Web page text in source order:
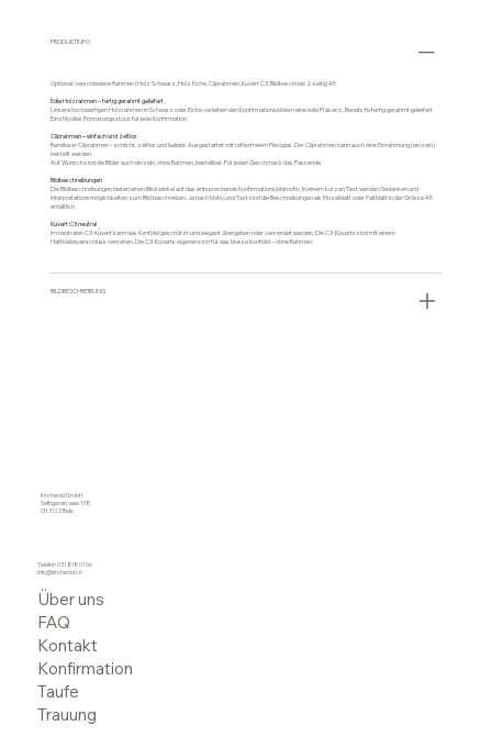
PRODUKTINFO
Optional: verschiedene Rahmen (Holz Schwarz, Holz Eiche, Cliprahmen, Kuvert C3, Bildbeschrieb 2-seitig A5
Edle Holzrahmen – fertig gerahmt geliefert
Unsere hochwertigen Holzrahmen in Schwarz oder Eiche verleihen den Konfirmationsbildern eine edle Präsenz. Bereits fixfertig gerahmt geliefert.
Ein stilvolles Erinnerungsstück für jede Konfirmation.
Cliprahmen – einfach und zeitlos
Randloser Cliprahmen – schlicht, zeitlos und beliebt. Ausgestattet mit reflexfreiem Plexiglas. Der Cliprahmen kann auch eine Einrahmung (einzeln)
bestellt werden.
Auf Wunsch sind die Bilder auch einzeln, ohne Rahmen, bestellbar. Für jeden Geschmack das Passende.
Bildbeschreibungen
Die Bildbeschreibungen bieten einen Blickwinkel auf das entsprechende Konfirmationsbildmotiv. In einem kurzen Text werden Gedanken und
Interpretationsmöglichkeiten zum Bild beschrieben. Je nach Motiv und Text sind die Beschreibungen als Einzelblatt oder Faltblatt in der Grösse A5
erhältlich.
Kuvert C3 neutral
Im neutralen C3-Kuvert kann das Konfbild geschützt und elegant übergeben oder versendet werden. Die C3-Kuverts sind mit einem
Haftklebeverschluss versehen. Die C3-Kuverts eigenen sich für das blosse Konfbild – ohne Rahmen.
BILDBESCHREIBUNG
Kirchenid GmbH
Seftigenstrasse 138
CH 3123 Belp
Telefon031 818 01 66
info@kirchenid.ch
Über uns
FAQ
Kontakt
Konfirmation
Taufe
Trauung